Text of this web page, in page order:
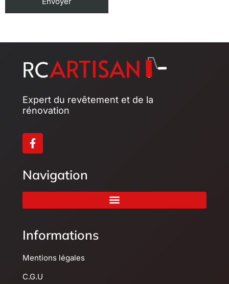
Expert du revêtement et de la
rénovation
Navigation
Informations
Mentions légales
C.G.U